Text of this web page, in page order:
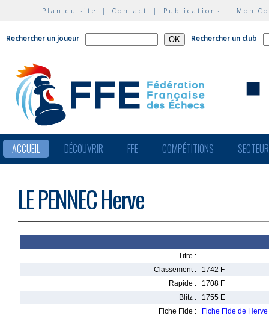
Plan du site | Contact | Publications | Mon
Rechercher un joueur Rechercher un club
ACCUEIL DÉCOUVRIR FFE COMPÉTITIONS
LE PENNEC Herve
Titre :
Classement :
1742 F
Rapide :
1708 F
Blitz :
1755 E
Fiche Fide :
Fiche Fide de